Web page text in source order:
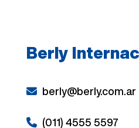
Berly
berly@berly.com.ar
(011) 4555 5597